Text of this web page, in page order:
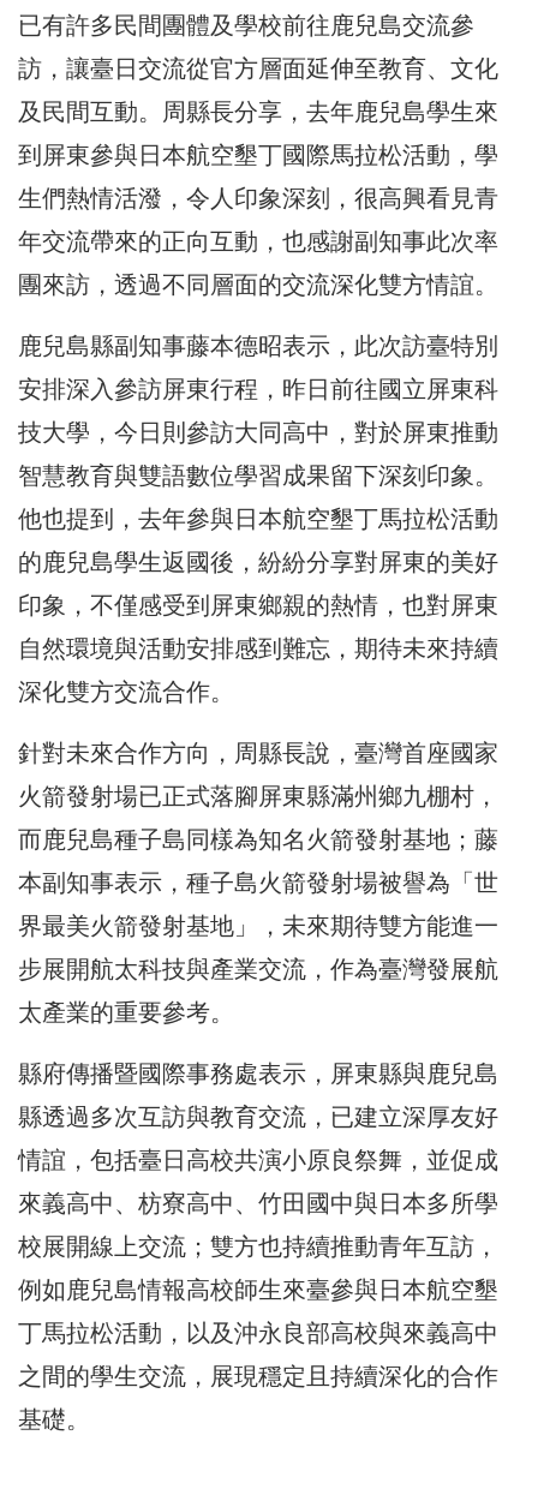
已有許多民間團體及學校前往鹿兒島交流參
訪，讓臺日交流從官方層面延伸至教育、文化
及民間互動。周縣長分享，去年鹿兒島學生來
到屏東參與日本航空墾丁國際馬拉松活動，學
生們熱情活潑，令人印象深刻，很高興看見青
年交流帶來的正向互動，也感謝副知事此次率
團來訪，透過不同層面的交流深化雙方情誼。
鹿兒島縣副知事藤本德昭表示，此次訪臺特別
安排深入參訪屏東行程，昨日前往國立屏東科
技大學，今日則參訪大同高中，對於屏東推動
智慧教育與雙語數位學習成果留下深刻印象。
他也提到，去年參與日本航空墾丁馬拉松活動
的鹿兒島學生返國後，紛紛分享對屏東的美好
印象，不僅感受到屏東鄉親的熱情，也對屏東
自然環境與活動安排感到難忘，期待未來持續
深化雙方交流合作。
針對未來合作方向，周縣長說，臺灣首座國家
火箭發射場已正式落腳屏東縣滿州鄉九棚村，
而鹿兒島種子島同樣為知名火箭發射基地；藤
本副知事表示，種子島火箭發射場被譽為「世
界最美火箭發射基地」，未來期待雙方能進一
步展開航太科技與產業交流，作為臺灣發展航
太產業的重要參考。
縣府傳播暨國際事務處表示，屏東縣與鹿兒島
縣透過多次互訪與教育交流，已建立深厚友好
情誼，包括臺日高校共演小原良祭舞，並促成
來義高中、枋寮高中、竹田國中與日本多所學
校展開線上交流；雙方也持續推動青年互訪，
例如鹿兒島情報高校師生來臺參與日本航空墾
丁馬拉松活動，以及沖永良部高校與來義高中
之間的學生交流，展現穩定且持續深化的合作
基礎。